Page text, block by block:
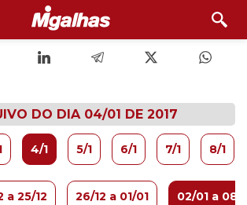
DO DIA 04/01 DE 2017
4/1 5/1 6/1 7/1 8/1
a 25/12 26/12 a 01/01 02/01 a 08/